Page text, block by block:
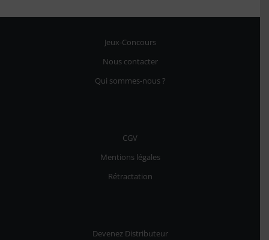
à
Jeux-Concours
Nous contacter
Qui sommes-nous ?
CGV
Mentions légales
Rétractation
Devenez Distributeur